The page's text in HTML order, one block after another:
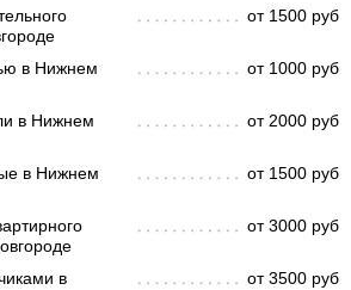
от 1500 руб
в Нижнем
от 1000 руб
в Нижнем
от 2000 руб
в Нижнем
от 1500 руб
от 3000 руб
в
от 3500 руб